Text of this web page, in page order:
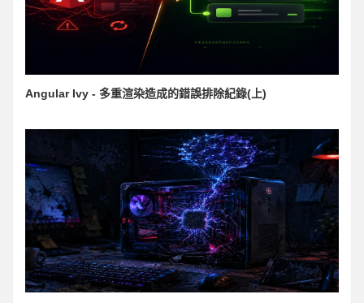
Angular Ivy - 多重渲染造成的錯誤排除紀錄(上)